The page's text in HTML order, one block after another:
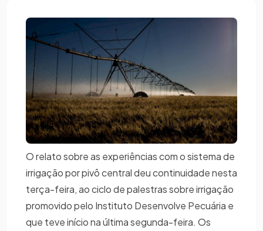
O relato sobre as experiências com o sistema de
irrigação por pivô central deu continuidade nesta
terça-feira, ao ciclo de palestras sobre irrigação
promovido pelo Instituto Desenvolve Pecuária e
que teve início na última segunda-feira. Os